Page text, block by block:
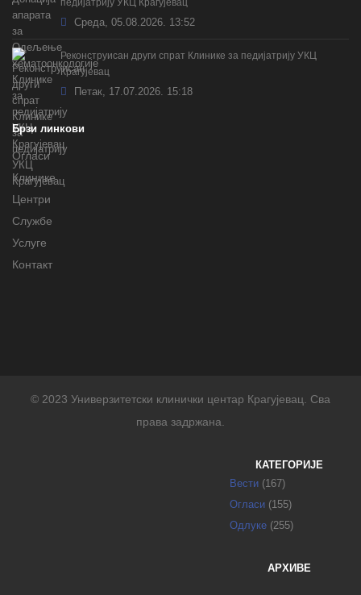
педијатрију УКЦ Крагујевац
Cреда, 05.08.2026. 13:52
Реконструисан други спрат Клинике за педијатрију УКЦ
Крагујевац
Петак, 17.07.2026. 15:18
Брзи линкови
Огласи
Клинике
Центри
Службе
Услуге
Контакт
© 2023 Универзитетски клинички центар Крагујевац. Сва
права задржана.
КАТЕГОРИЈЕ
Вести (167)
Огласи (155)
Одлуке (255)
АРХИВЕ